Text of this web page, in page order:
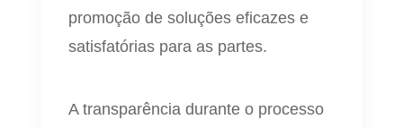
promoção de soluções eficazes e
satisfatórias para as partes.
A transparência durante o processo